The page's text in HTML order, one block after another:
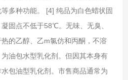
多种功能。 [4] 纯品为白色蜡状固
固点不低于58℃。无味、无臭、
的乙醇、乙m氯仿和丙酮，不溶
油包水型乳化剂。但因其本身有
包油型乳化剂。市售商品通常为